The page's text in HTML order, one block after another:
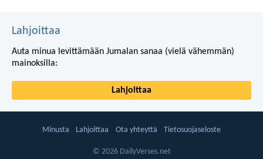
Lahjoittaa
Auta minua levittämään Jumalan sanaa (vielä vähemmän)
mainoksilla:
Lahjoittaa
Minusta Lahjoittaa Ota yhteyttä Tietosuojaseloste
© 2026 DailyVerses.net